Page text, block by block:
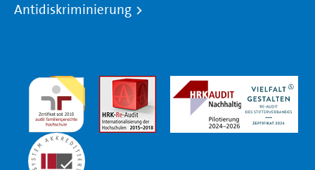
Antidiskriminierung